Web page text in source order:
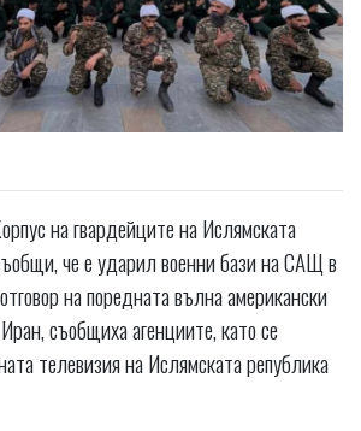
на гвардейците на Ислямската
че е ударил военни бази на САЩ в
на поредната вълна американски
съобщиха агенциите, като се
телевизия на Ислямската република